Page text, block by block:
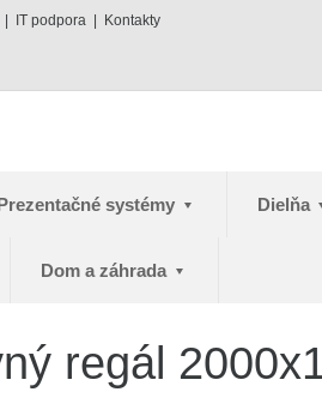
IT podpora Kontakty
systémy Dielňa
Dom a záhrada
regál